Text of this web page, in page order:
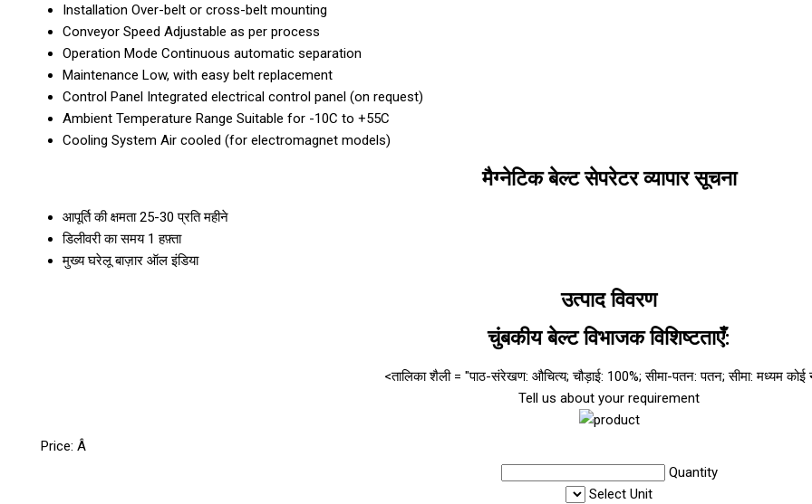
Installation Over-belt or cross-belt mounting
Conveyor Speed Adjustable as per process
Operation Mode Continuous automatic separation
Maintenance Low, with easy belt replacement
Control Panel Integrated electrical control panel (on request)
Ambient Temperature Range Suitable for -10C to +55C
Cooling System Air cooled (for electromagnet models)
मैग्नेटिक बेल्ट सेपरेटर व्यापार सूचना
आपूर्ति की क्षमता 25-30 प्रति महीने
डिलीवरी का समय 1 हफ़्ता
मुख्य घरेलू बाज़ार ऑल इंडिया
उत्पाद विवरण
चुंबकीय बेल्ट विभाजक विशिष्टताएँ:
<तालिका शैली = "पाठ-संरेखण: औचित्य; चौड़ाई: 100%; सीमा-पतन: पतन; सीमा: मध्यम कोई
Tell us about your requirement
Price: Â
Quantity
Select Unit